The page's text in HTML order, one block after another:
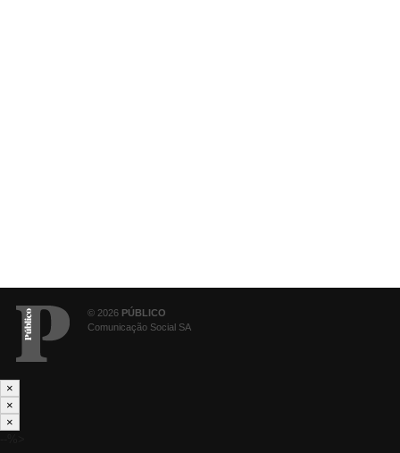
© 2026 PÚBLICO
Comunicação Social SA
×
×
×